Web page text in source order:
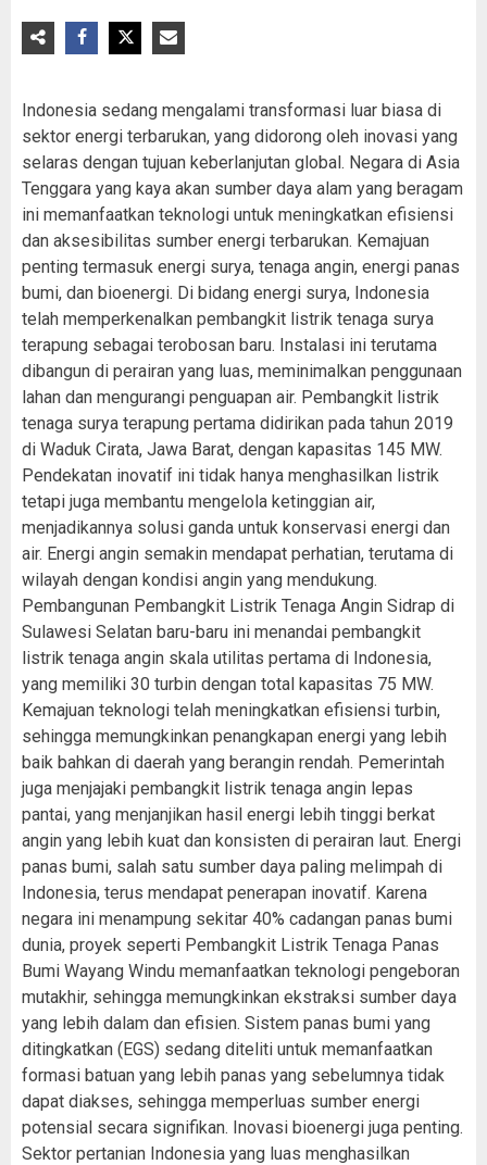
Indonesia sedang mengalami transformasi luar biasa di
sektor energi terbarukan, yang didorong oleh inovasi yang
selaras dengan tujuan keberlanjutan global. Negara di Asia
Tenggara yang kaya akan sumber daya alam yang beragam
ini memanfaatkan teknologi untuk meningkatkan efisiensi
dan aksesibilitas sumber energi terbarukan. Kemajuan
penting termasuk energi surya, tenaga angin, energi panas
bumi, dan bioenergi. Di bidang energi surya, Indonesia
telah memperkenalkan pembangkit listrik tenaga surya
terapung sebagai terobosan baru. Instalasi ini terutama
dibangun di perairan yang luas, meminimalkan penggunaan
lahan dan mengurangi penguapan air. Pembangkit listrik
tenaga surya terapung pertama didirikan pada tahun 2019
di Waduk Cirata, Jawa Barat, dengan kapasitas 145 MW.
Pendekatan inovatif ini tidak hanya menghasilkan listrik
tetapi juga membantu mengelola ketinggian air,
menjadikannya solusi ganda untuk konservasi energi dan
air. Energi angin semakin mendapat perhatian, terutama di
wilayah dengan kondisi angin yang mendukung.
Pembangunan Pembangkit Listrik Tenaga Angin Sidrap di
Sulawesi Selatan baru-baru ini menandai pembangkit
listrik tenaga angin skala utilitas pertama di Indonesia,
yang memiliki 30 turbin dengan total kapasitas 75 MW.
Kemajuan teknologi telah meningkatkan efisiensi turbin,
sehingga memungkinkan penangkapan energi yang lebih
baik bahkan di daerah yang berangin rendah. Pemerintah
juga menjajaki pembangkit listrik tenaga angin lepas
pantai, yang menjanjikan hasil energi lebih tinggi berkat
angin yang lebih kuat dan konsisten di perairan laut. Energi
panas bumi, salah satu sumber daya paling melimpah di
Indonesia, terus mendapat penerapan inovatif. Karena
negara ini menampung sekitar 40% cadangan panas bumi
dunia, proyek seperti Pembangkit Listrik Tenaga Panas
Bumi Wayang Windu memanfaatkan teknologi pengeboran
mutakhir, sehingga memungkinkan ekstraksi sumber daya
yang lebih dalam dan efisien. Sistem panas bumi yang
ditingkatkan (EGS) sedang diteliti untuk memanfaatkan
formasi batuan yang lebih panas yang sebelumnya tidak
dapat diakses, sehingga memperluas sumber energi
potensial secara signifikan. Inovasi bioenergi juga penting.
Sektor pertanian Indonesia yang luas menghasilkan